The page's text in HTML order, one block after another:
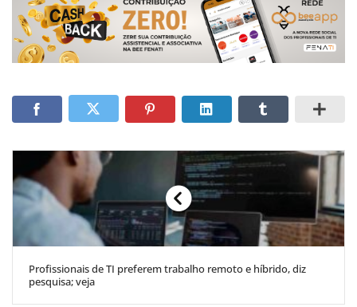
Profissionais de TI preferem trabalho remoto e híbrido, diz
pesquisa; veja